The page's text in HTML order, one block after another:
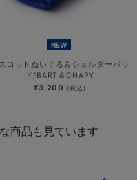
NEW
コットぬいぐるみショルダーパッ
ド/BART＆CHAPY
¥3,200 (税込)
商品も見ています